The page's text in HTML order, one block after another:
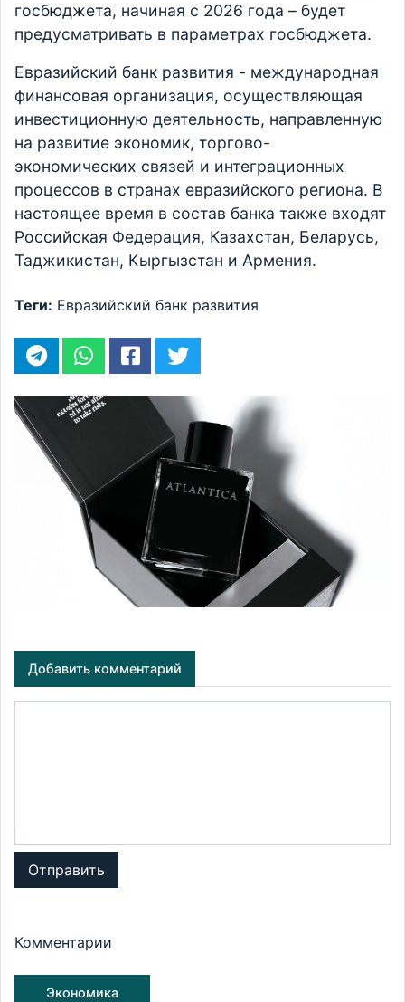
госбюджета, начиная с 2026 года – будет
предусматривать в параметрах госбюджета.
Евразийский банк развития - международная
финансовая организация, осуществляющая
инвестиционную деятельность, направленную
на развитие экономик, торгово-
экономических связей и интеграционных
процессов в странах евразийского региона. В
настоящее время в состав банка также входят
Российская Федерация, Казахстан, Беларусь,
Таджикистан, Кыргызстан и Армения.
Теги: Евразийский банк развития
Добавить комментарий
Отправить
Комментарии
Экономика